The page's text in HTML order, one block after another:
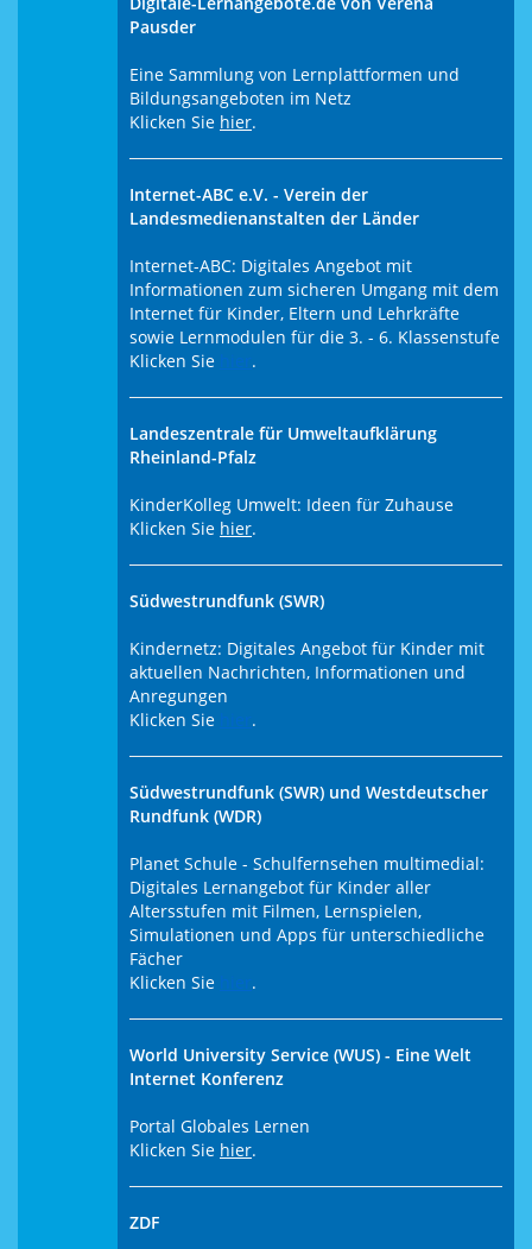
Pausder
Eine Sammlung von Lernplattformen und
Bildungsangeboten im Netz
Klicken Sie hier.
Internet-ABC e.V. - Verein der
Landesmedienanstalten der Länder
Internet-ABC: Digitales Angebot mit
Informationen zum sicheren Umgang mit dem
Internet für Kinder, Eltern und Lehrkräfte
sowie Lernmodulen für die 3. - 6. Klassenstufe
Klicken Sie
hier .
Landeszentrale für Umweltaufklärung
Rheinland-Pfalz
KinderKolleg Umwelt: Ideen für Zuhause
Klicken Sie hier.
Südwestrundfunk (SWR)
Kindernetz: Digitales Angebot für Kinder mit
aktuellen Nachrichten, Informationen und
Anregungen
Klicken Sie
hier .
Südwestrundfunk (SWR) und Westdeutscher
Rundfunk (WDR)
Planet Schule - Schulfernsehen multimedial:
Digitales Lernangebot für Kinder aller
Altersstufen mit Filmen, Lernspielen,
Simulationen und Apps für unterschiedliche
Fächer
Klicken Sie
hier .
World University Service (WUS) - Eine Welt
Internet Konferenz
Portal Globales Lernen
Klicken Sie hier.
ZDF